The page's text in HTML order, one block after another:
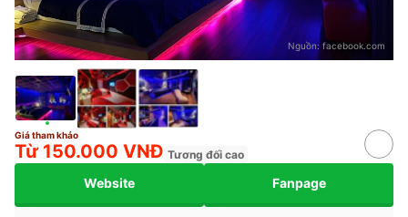
Nguồn: facebook.com
Giá tham khảo
Từ 150.000 VNĐ Tương đối cao
Website Fanpage